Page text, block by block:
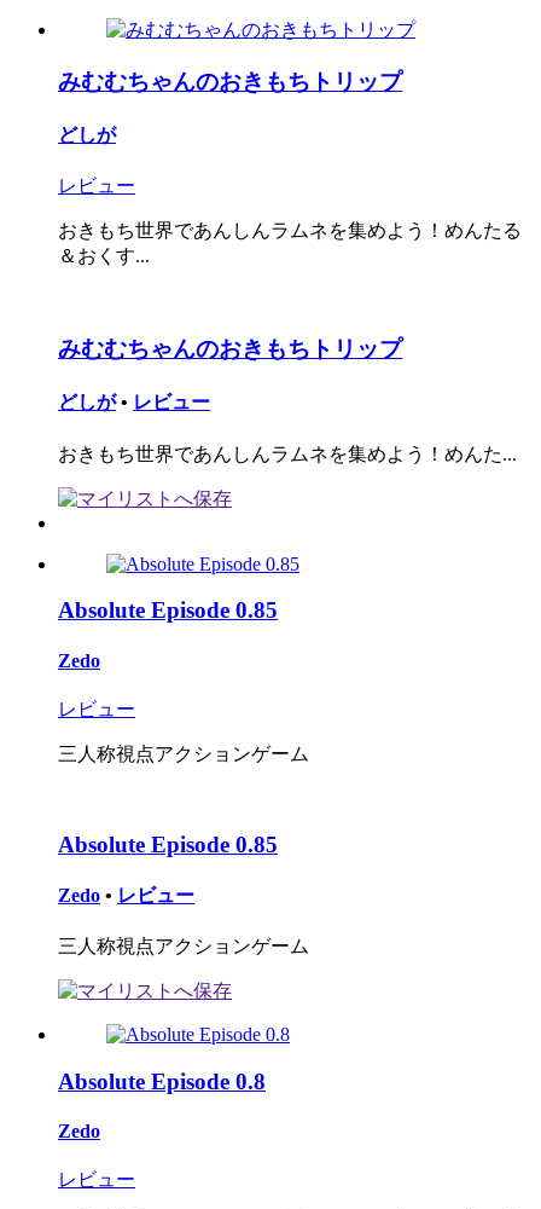
みむむちゃんのおきもちトリップ
どしが
レビュー
おきもち世界であんしんラムネを集めよう！めんたる
＆おくす...
みむむちゃんのおきもちトリップ
どしが • レビュー
おきもち世界であんしんラムネを集めよう！めんた...
Absolute Episode 0.85
Zedo
レビュー
三人称視点アクションゲーム
Absolute Episode 0.85
Zedo • レビュー
三人称視点アクションゲーム
Absolute Episode 0.8
Zedo
レビュー